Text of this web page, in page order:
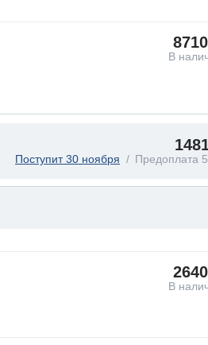
8710
В
Поступит 30 ноября Предоплата
2640
В